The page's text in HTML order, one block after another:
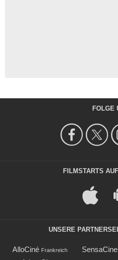
FOLGE
FILMSTARTS
UNSERE
AlloCiné Frankreich SensaCine